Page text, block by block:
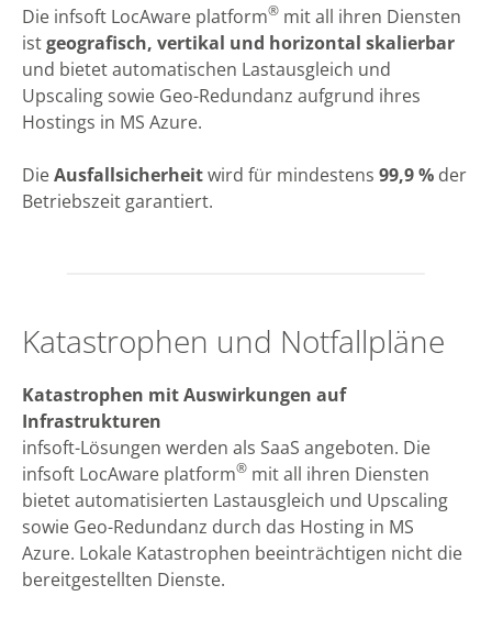
Die infsoft LocAware platform® mit all ihren Diensten
istgeografisch, vertikal und horizontal skalierbar
und bietet automatischen Lastausgleich und
Upscaling sowie Geo-Redundanz aufgrund ihres
Hostings in MS Azure.
DieAusfallsicherheitwird für mindestens 99,9 % der
Betriebszeit garantiert.
Katastrophen und Notfallpläne
Katastrophen mit Auswirkungen auf
Infrastrukturen
infsoft-Lösungen werden als SaaS angeboten. Die
infsoft LocAware platform® mit all ihren Diensten
bietet automatisierten Lastausgleich und Upscaling
sowie Geo-Redundanz durch das Hosting in MS
Azure. Lokale Katastrophen beeinträchtigen nicht die
bereitgestellten Dienste.